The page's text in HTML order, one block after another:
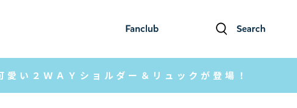
Fanclub Search
い２ＷＡＹショルダー＆リュックが登場！